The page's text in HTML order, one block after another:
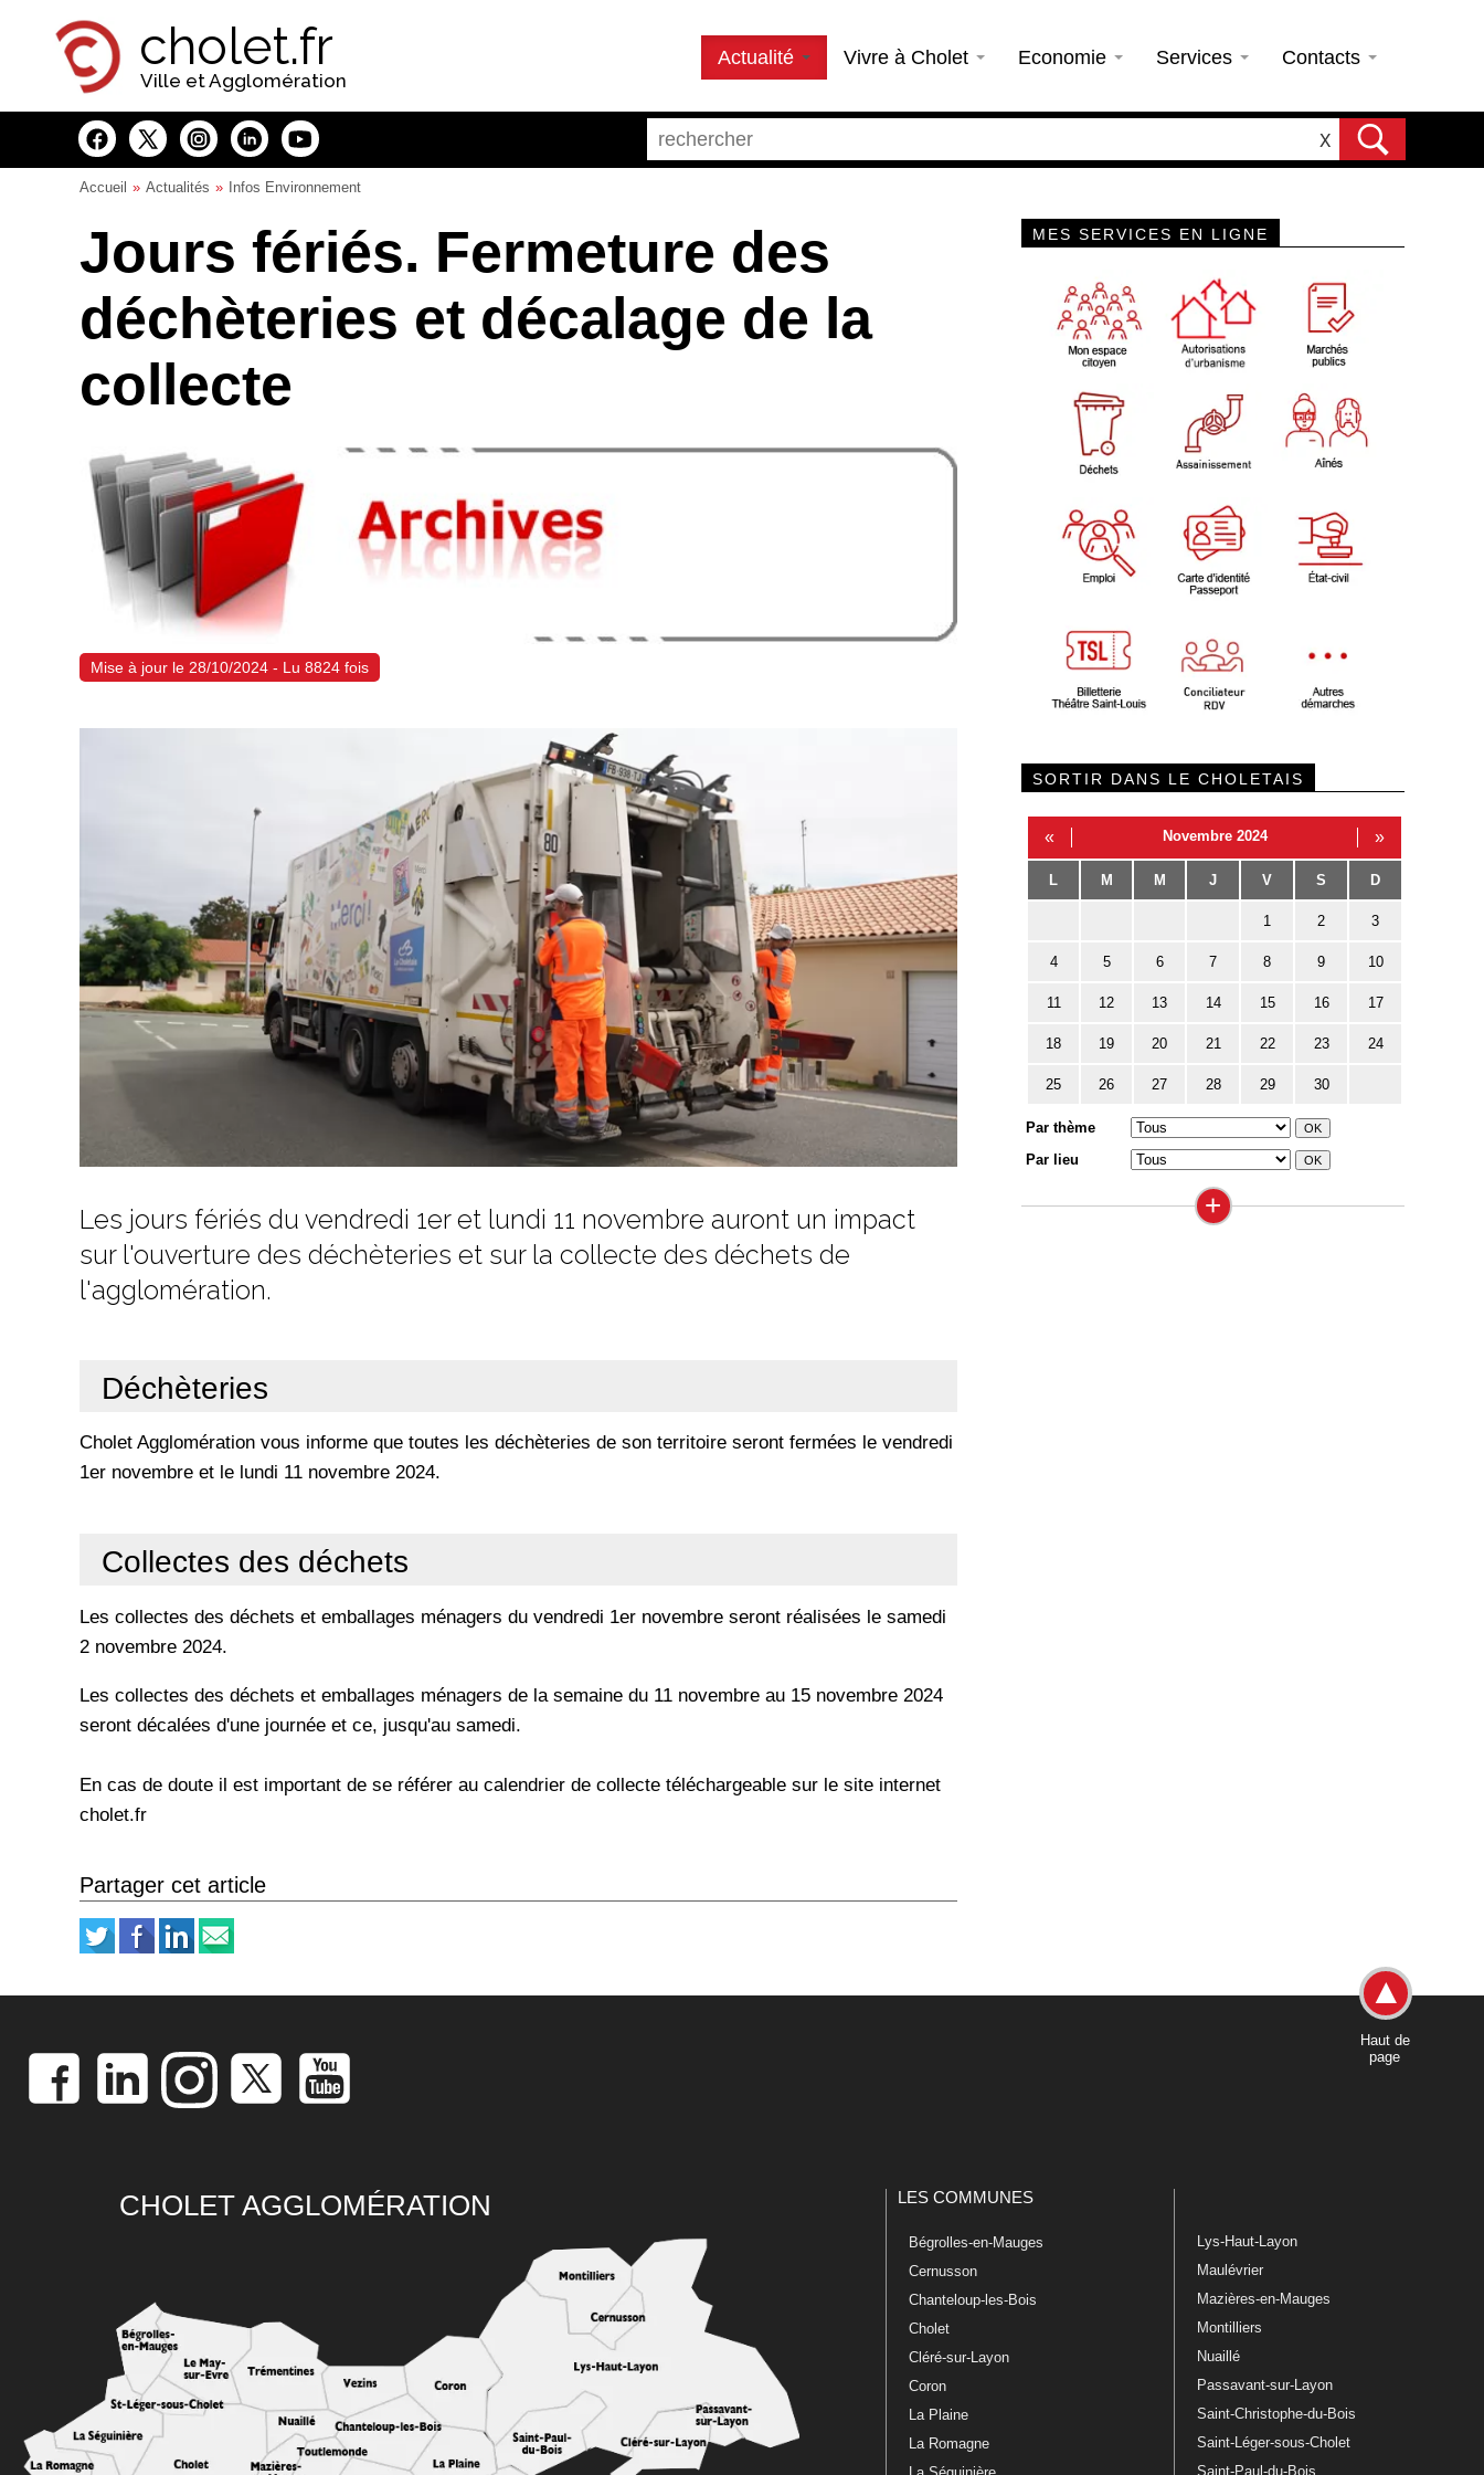
cholet.fr
Ville et Agglomération
Actualité Vivre à Cholet Economie Services Contacts
X
Accueil Actualités Infos Environnement
Jours fériés. Fermeture des
déchèteries et décalage de la
collecte
Mise à jour le 28/10/2024 - Lu 8824 fois
Les jours fériés du vendredi 1er et lundi 11 novembre auront un impact
sur l'ouverture des déchèteries et sur la collecte des déchets de
l'agglomération.
Déchèteries
Cholet Agglomération vous informe que toutes les déchèteries de son territoire seront fermées le vendredi
1er novembre et le lundi 11 novembre 2024.
Collectes des déchets
Les collectes des déchets et emballages ménagers du vendredi 1er novembre seront réalisées le samedi
2 novembre 2024.
Les collectes des déchets et emballages ménagers de la semaine du 11 novembre au 15 novembre 2024
seront décalées d'une journée et ce, jusqu'au samedi.
En cas de doute il est important de se référer au calendrier de collecte téléchargeable sur le site internet
cholet.fr
Partager cet article
MES SERVICES EN LIGNE
SORTIR DANS LE CHOLETAIS
« Novembre 2024 »
L M M J V S D
1 2 3
4 5 6 7 8 9 10
11 12 13 14 15 16 17
18 19 20 21 22 23 24
25 26 27 28 29 30
Par thème
Par lieu
+
Haut de
page
CHOLET AGGLOMÉRATION LES COMMUNES
Bégrolles-en-Mauges
Cernusson
Chanteloup-les-Bois
Cholet
Cléré-sur-Layon
Coron
La Plaine
La Romagne
Lys-Haut-Layon
Maulévrier
Mazières-en-Mauges
Montilliers
Nuaillé
Passavant-sur-Layon
Saint-Christophe-du-Bois
Saint-Léger-sous-Cholet
Saint-Paul-du-Bois